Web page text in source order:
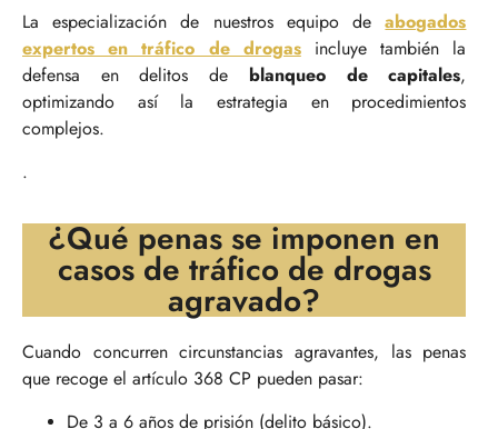
La especialización de nuestros equipo deabogados
expertos en tráfico de drogasincluye también la
defensa en delitos de blanqueo de capitales,
optimizando así la estrategia en procedimientos
complejos.
.
¿Qué penas se imponen en
casos de tráfico de drogas
agravado?
Cuando concurren circunstancias agravantes, las penas
que recoge el artículo 368 CP pueden pasar:
De 3 a 6 años de prisión (delito básico).